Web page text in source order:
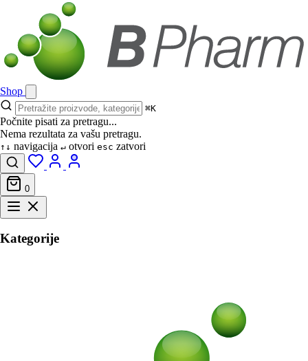
Shop
⌘K
Počnite pisati za pretragu...
Nema rezultata za vašu pretragu.
↑↓ navigacija ↵ otvori esc zatvori
0
Kategorije